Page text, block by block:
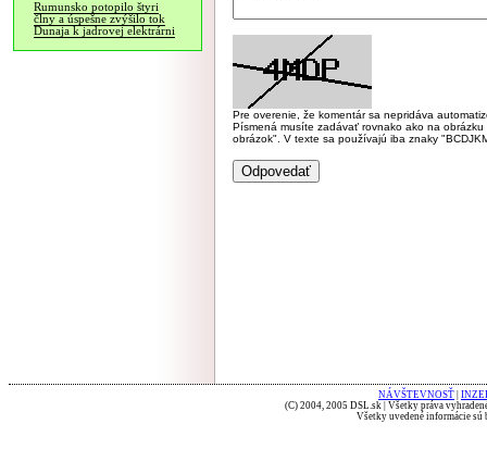
Rumunsko potopilo štyri
člny a úspešne zvýšilo tok
Dunaja k jadrovej elektrárni
Pre overenie, že komentár sa nepridáva
Písmená musíte zadávať rovnako ako na
obrázok". V texte sa používajú iba znaky
NÁVŠTEVNOSŤ
(C) 2004, 2005 DSL.sk | Všetky práva
Všetky uvedené informácie sú